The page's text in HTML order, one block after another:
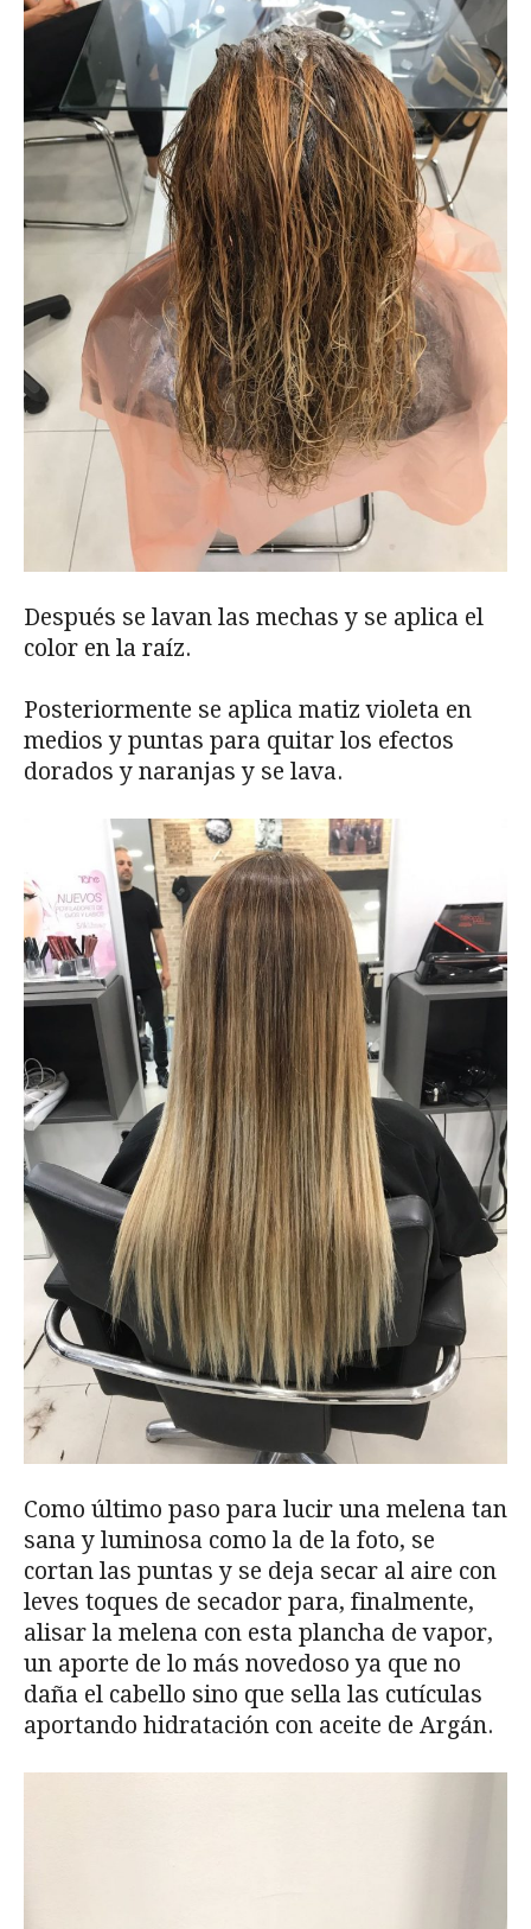
Después se lavan las mechas y se aplica el
color en la raíz.
Posteriormente se aplica matiz violeta en
medios y puntas para quitar los efectos
dorados y naranjas y se lava.
Como último paso para lucir una melena tan
sana y luminosa como la de la foto, se
cortan las puntas y se deja secar al aire con
leves toques de secador para, finalmente,
alisar la melena con esta plancha de vapor,
un aporte de lo más novedoso ya que no
daña el cabello sino que sella las cutículas
aportando hidratación con aceite de Argán.